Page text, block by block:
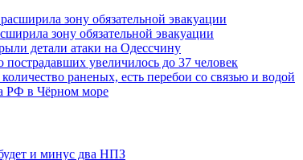
зону обязательной эвакуации
детали атаки на Одессчину
пострадавших увеличилось до 37 человек
раненых, есть перебои со связью и водой
РФ в Чёрном море